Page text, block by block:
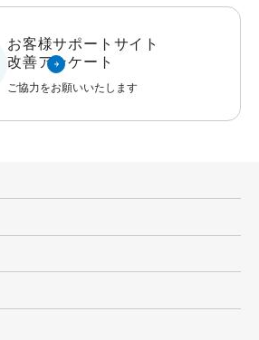
お客様サポートサイト
改善アンケート
ご協力をお願いいたします